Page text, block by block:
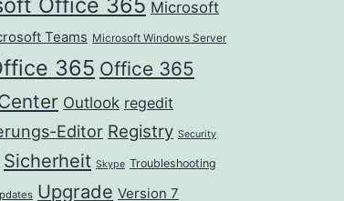
Microsoft
Teams Microsoft Windows Server
365 Office 365
Outlook regedit
Editor Registry Security
Sicherheit Skype Troubleshooting
Upgrade Version 7